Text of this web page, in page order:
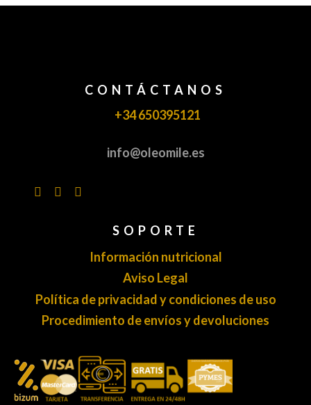
CONTÁCTANOS
+34 650395121
info@oleomile.es
SOPORTE
Información nutricional
Aviso Legal
Política de privacidad y condiciones de uso
Procedimiento de envíos y devoluciones